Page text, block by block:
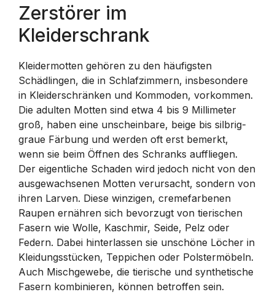
Zerstörer im
Kleiderschrank
Kleidermotten gehören zu den häufigsten
Schädlingen, die in Schlafzimmern, insbesondere
in Kleiderschränken und Kommoden, vorkommen.
Die adulten Motten sind etwa 4 bis 9 Millimeter
groß, haben eine unscheinbare, beige bis silbrig-
graue Färbung und werden oft erst bemerkt,
wenn sie beim Öffnen des Schranks auffliegen.
Der eigentliche Schaden wird jedoch nicht von den
ausgewachsenen Motten verursacht, sondern von
ihren Larven. Diese winzigen, cremefarbenen
Raupen ernähren sich bevorzugt von tierischen
Fasern wie Wolle, Kaschmir, Seide, Pelz oder
Federn. Dabei hinterlassen sie unschöne Löcher in
Kleidungsstücken, Teppichen oder Polstermöbeln.
Auch Mischgewebe, die tierische und synthetische
Fasern kombinieren, können betroffen sein.